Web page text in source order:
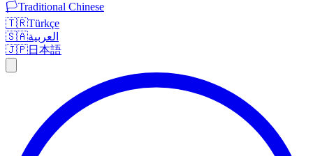
🏳️Traditional Chinese
🇹🇷Türkçe
🇸🇦العربية
🇯🇵日本語